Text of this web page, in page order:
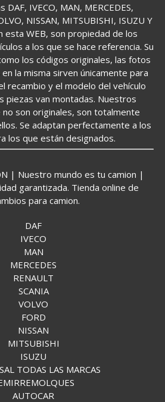
DAF, IVECO, MAN, MERCEDES,
NISSAN, MITSUBISHI, ISUZU Y
esta WEB, son propiedad de los
a los que se hace referencia. Su
los códigos originales, las fotos
la misma sirven únicamente para
recambio y el modelo del vehículo
piezas van montadas. Nuestros
son originales, son totalmente
Se adaptan perfectamente a los
los que están designados.
| Nuestro mundo es tu camion |
garantizada. Tienda online de
para camion.
DAF
IVECO
MAN
MERCEDES
RENAULT
SCANIA
VOLVO
FORD
NISSAN
MITSUBISHI
ISUZU
TODAS LAS MARCAS
AUTOCAR